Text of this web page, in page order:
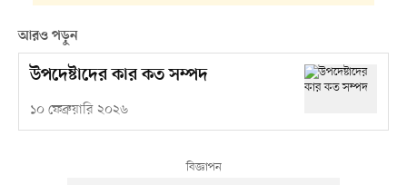
আরও পড়ুন
উপদেষ্টাদের কার কত সম্পদ
১০ ফেব্রুয়ারি ২০২৬